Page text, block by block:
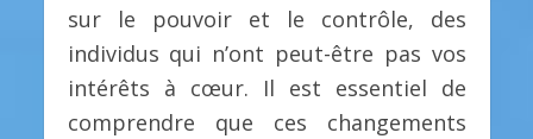
sur le pouvoir et le contrôle, des
individus qui n’ont peut-être pas vos
intérêts à cœur. Il est essentiel de
comprendre que ces changements